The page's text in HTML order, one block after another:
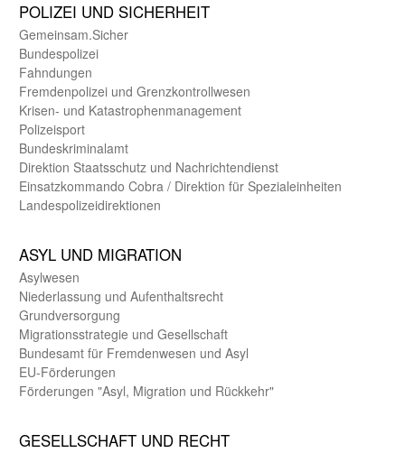
POLIZEI UND SICHER­HEIT
Gemein­sam.Sicher
Bundes­polizei
Fahndungen
Fremdenpolizei und Grenzkontrollwesen
Krisen- und Katastrophen­management
Polizeisport
Bundes­kriminal­amt
Direktion Staats­schutz und Nach­richten­dienst
Einsatz­kommando Cobra / Direktion für Spezialeinheiten
Landes­polizei­direk­tionen
ASYL UND MIGRA­TION
Asyl­wesen
Nieder­lassung und Aufent­halts­recht
Grund­versorgung
Migrations­strategie und Gesell­schaft
Bundes­amt für Fremden­wesen und Asyl
EU-Förde­rungen
Förderungen "Asyl, Migration und Rückkehr"
GE­SELL­SCHAFT UND RECHT